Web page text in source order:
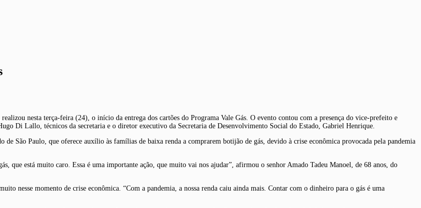
nesta terça-feira (24), o início da entrega dos cartões do Programa Vale Gás. O evento contou com a presença do vice-prefeito e
Di Lallo, técnicos da secretaria e o diretor executivo da Secretaria de Desenvolvimento Social do Estado, Gabriel Henrique.
São Paulo, que oferece auxílio às famílias de baixa renda a comprarem botijão de gás, devido à crise econômica provocada pela pandemia
que está muito caro. Essa é uma importante ação, que muito vai nos ajudar”, afirmou o senhor Amado Tadeu Manoel, de 68 anos, do
nesse momento de crise econômica. “Com a pandemia, a nossa renda caiu ainda mais. Contar com o dinheiro para o gás é uma